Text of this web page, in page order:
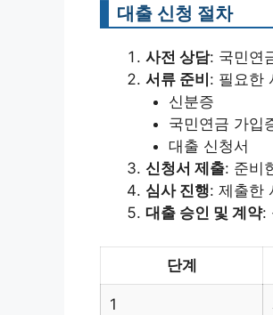
대출 신청 절차
사전 상담: 국민연
서류 준비: 필요한
신분증
국민연금 가입
대출 신청서
신청서 제출: 준비
심사 진행: 제출한
대출 승인 및 계약:
단계
1